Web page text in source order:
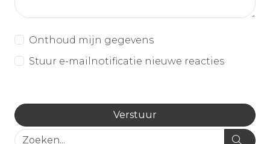
Onthoud mijn gegevens
Stuur e-mailnotificatie nieuwe reacties